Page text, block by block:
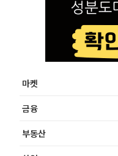
마켓
금융
부동산